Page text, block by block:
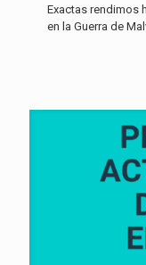
Exactas rendimos
en la Guerra de